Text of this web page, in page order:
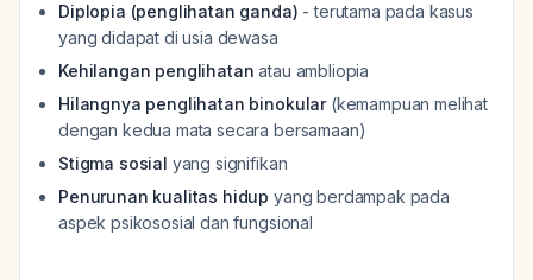
Diplopia (penglihatan ganda) - terutama pada kasus
yang didapat di usia dewasa
Kehilangan penglihatan atau ambliopia
Hilangnya penglihatan binokular(kemampuan melihat
dengan kedua mata secara bersamaan)
Stigma sosial yang signifikan
Penurunan kualitas hidup yang berdampak pada
aspek psikososial dan fungsional